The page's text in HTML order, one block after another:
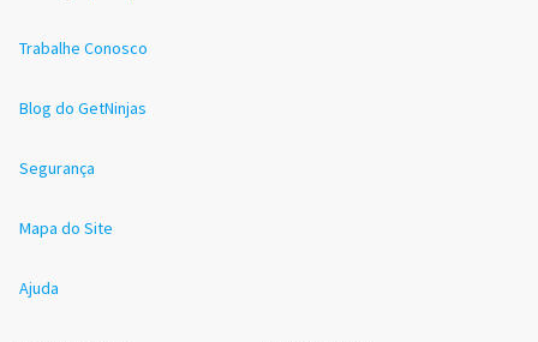
Trabalhe Conosco
Blog do GetNinjas
Segurança
Mapa do Site
Ajuda